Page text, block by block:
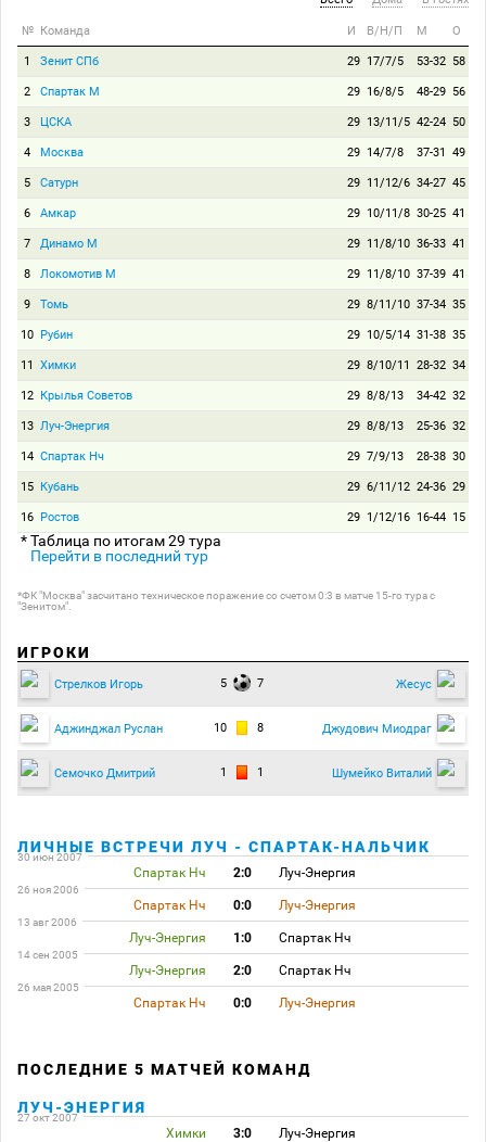
№ Команда И В/Н/П М О
1 Зенит СПб 29 17/7/5 53-32 58
2 Спартак М 29 16/8/5 48-29 56
3 ЦСКА 29 13/11/5 42-24 50
4 Москва 29 14/7/8 37-31 49
5 Сатурн 29 11/12/6 34-27 45
6 Амкар 29 10/11/8 30-25 41
7 Динамо М 29 11/8/10 36-33 41
8 Локомотив М 29 11/8/10 37-39 41
9 Томь 29 8/11/10 37-34 35
10 Рубин 29 10/5/14 31-38 35
11 Химки 29 8/10/11 28-32 34
12 Крылья Советов 29 8/8/13 34-42 32
13 Луч-Энергия 29 8/8/13 25-36 32
14 Спартак Нч 29 7/9/13 28-38 30
15 Кубань 29 6/11/12 24-36 29
16 Ростов 29 1/12/16 16-44 15
* Таблица по итогам 29 тура
Перейти в последний тур
*ФК "Москва" засчитано техническое поражение со счетом 0:3 в матче 15-го тура с
"Зенитом".
ИГРОКИ
Стрелков Игорь 5 7 Жесус
Аджинджал Руслан 10 8 Джудович Миодраг
Семочко Дмитрий 1 1 Шумейко Виталий
ЛИЧНЫЕ ВСТРЕЧИ ЛУЧ - СПАРТАК-НАЛЬЧИК
30 июн 2007
Спартак Нч 2:0 Луч-Энергия
26 ноя 2006
Спартак Нч 0:0 Луч-Энергия
13 авг 2006
Луч-Энергия 1:0 Спартак Нч
14 сен 2005
Луч-Энергия 2:0 Спартак Нч
26 мая 2005
Спартак Нч 0:0 Луч-Энергия
ПОСЛЕДНИЕ 5 МАТЧЕЙ КОМАНД
ЛУЧ-ЭНЕРГИЯ
27 окт 2007
Химки 3:0 Луч-Энергия